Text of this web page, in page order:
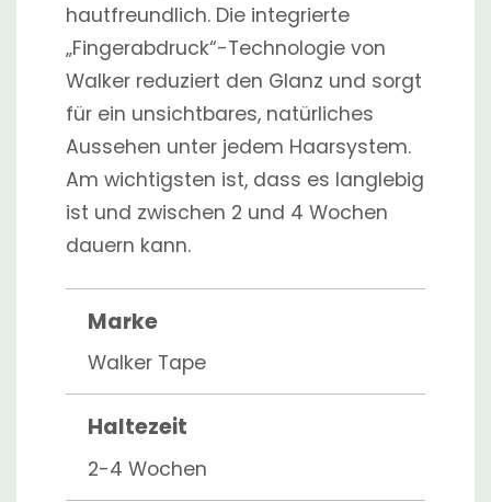
hautfreundlich. Die integrierte
„Fingerabdruck“-Technologie von
Walker reduziert den Glanz und sorgt
für ein unsichtbares, natürliches
Aussehen unter jedem Haarsystem.
Am wichtigsten ist, dass es langlebig
ist und zwischen 2 und 4 Wochen
dauern kann.
Marke
Walker Tape
Haltezeit
2-4 Wochen